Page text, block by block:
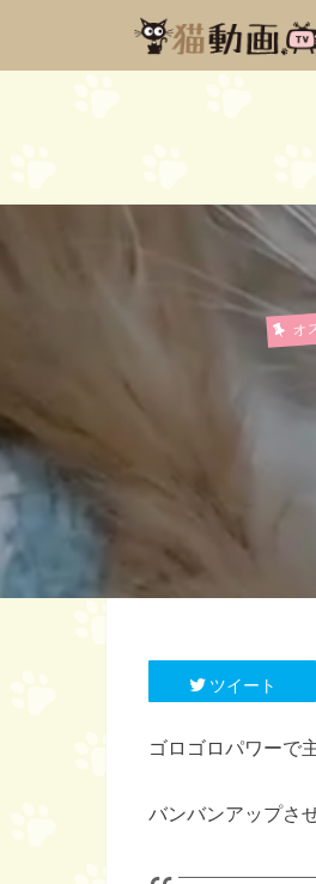
オ
ツイート
ゴロゴロパワーで
バンバンアップさ